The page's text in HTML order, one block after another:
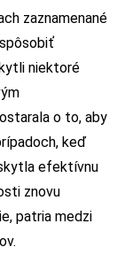
zaznamenané
niektoré
o to, aby
keď
efektívnu
znovu
patria medzi